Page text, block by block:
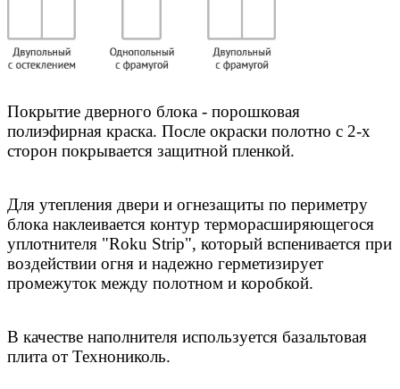
Покрытие дверного блока - порошковая
полиэфирная краска. После окраски полотно с 2-х
сторон покрывается защитной пленкой.
Для утепления двери и огнезащиты по периметру
блока наклеиваетcя контур терморасширяющегося
уплотнителя "Roku Strip", который вспенивается при
воздействии огня и надежно герметизирует
промежуток между полотном и коробкой.
В качестве наполнителя используется базальтовая
плита от Технониколь.